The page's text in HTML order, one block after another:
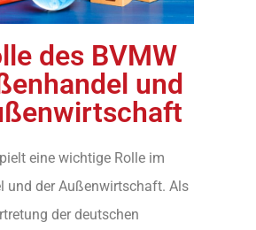
des BVMW
und
eine wichtige Rolle im
und der Außenwirtschaft. Als
der deutschen